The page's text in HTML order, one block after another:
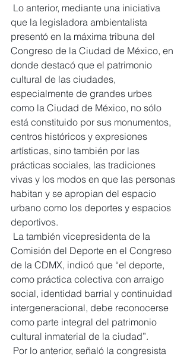
Lo anterior, mediante una iniciativa
que la legisladora ambientalista
presentó en la máxima tribuna del
Congreso de la Ciudad de México, en
donde destacó que el patrimonio
cultural de las ciudades,
especialmente de grandes urbes
como la Ciudad de México, no sólo
está constituido por sus monumentos,
centros históricos y expresiones
artísticas, sino también por las
prácticas sociales, las tradiciones
vivas y los modos en que las personas
habitan y se apropian del espacio
urbano como los deportes y espacios
deportivos.
La también vicepresidenta de la
Comisión del Deporte en el Congreso
de la CDMX, indicó que “el deporte,
como práctica colectiva con arraigo
social, identidad barrial y continuidad
intergeneracional, debe reconocerse
como parte integral del patrimonio
cultural inmaterial de la ciudad”.
Por lo anterior, señaló la congresista